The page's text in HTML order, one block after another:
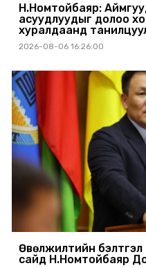
Н.Номтойбаяр:
асуудлуудыг долоо
хуралдаанд
2026-08-06 16:26:00
Өвөлжилтийн
сайд Н.Номтойбаяр